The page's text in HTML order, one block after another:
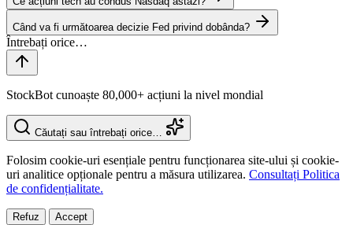
Când va fi următoarea decizie Fed privind dobânda?
StockBot cunoaște 80,000+ acțiuni la nivel mondial
Căutați sau întrebați orice…
Folosim cookie-uri esențiale pentru funcționarea site-ului și cookie-
uri analitice opționale pentru a măsura utilizarea. Consultați Politica
de confidențialitate.
Refuz Accept